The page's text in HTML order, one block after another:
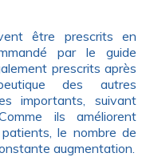
être prescrits en
par le guide
prescrits après
des autres
importants, suivant
ils améliorent
le nombre de
augmentation.